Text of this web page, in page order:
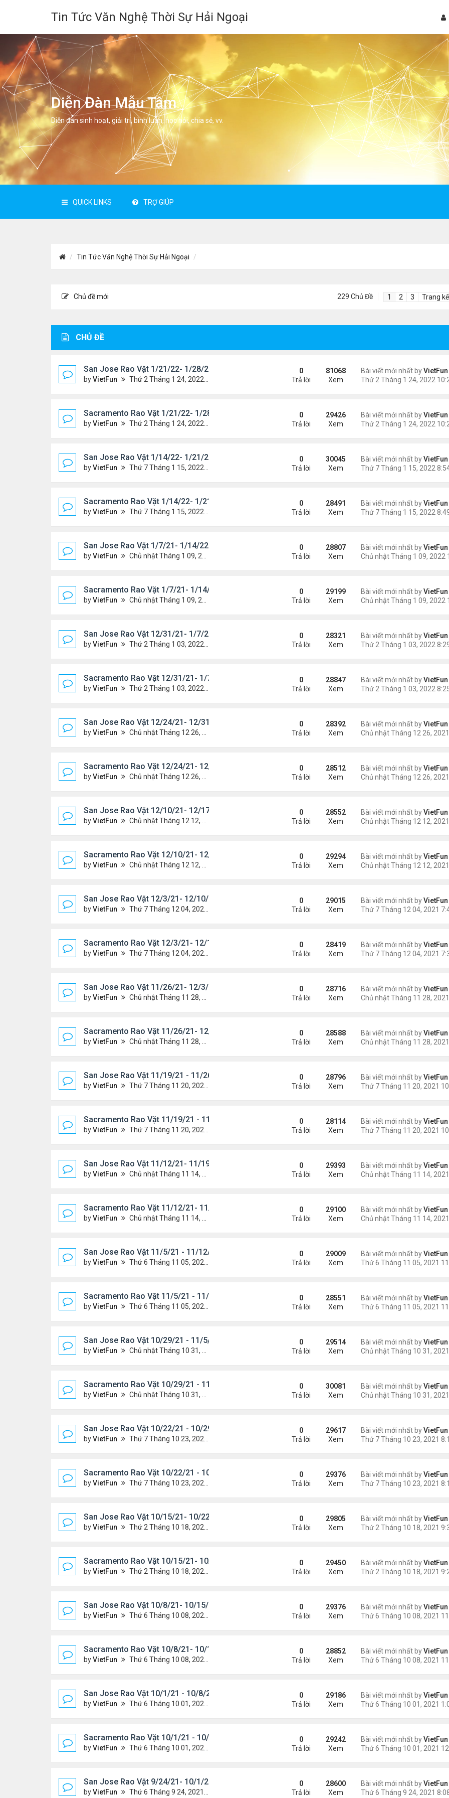
Tin Tức Văn Nghệ Thời Sự Hải Ngoại
Diễn Đàn Mẫu Tâm
Diễn đàn sinh hoạt, giải trí, bình luân, học hỏi, chia sẻ, vv.
QUICK LINKS TRỢ GIÚP
Tin Tức Văn Nghệ Thời Sự Hải Ngoại
Chủ đề mới 229 Chủ Đề 1 2 3 Trang
CHỦ ĐỀ
San Jose Rao Vặt 1/21/22- 1/28/22
byVietFun Thứ 2 Tháng 1 24, 2022 10:25 pm
Bài viết mới nhất byVietFun
0
Trả lời
81068
Xem
Sacramento Rao Vặt 1/21/22- 1/28/22
byVietFun Thứ 2 Tháng 1 24, 2022 10:20 pm
Bài viết mới nhất byVietFun
0
Trả lời
29426
Xem
San Jose Rao Vặt 1/14/22- 1/21/22
byVietFun Thứ 7 Tháng 1 15, 2022 8:54 pm
Bài viết mới nhất byVietFun
0
Trả lời
30045
Xem
Sacramento Rao Vặt 1/14/22- 1/21/22
byVietFun Thứ 7 Tháng 1 15, 2022 8:49 pm
Bài viết mới nhất byVietFun
0
Trả lời
28491
Xem
San Jose Rao Vặt 1/7/21- 1/14/22
byVietFun Chủ nhật Tháng 1 09, 2022 10:06 pm
Bài viết mới nhất byVietFun
0
Trả lời
28807
Xem
Sacramento Rao Vặt 1/7/21- 1/14/22
byVietFun Chủ nhật Tháng 1 09, 2022 10:02 pm
Bài viết mới nhất byVietFun
0
Trả lời
29199
Xem
San Jose Rao Vặt 12/31/21- 1/7/22
byVietFun Thứ 2 Tháng 1 03, 2022 8:29 pm
Bài viết mới nhất byVietFun
0
Trả lời
28321
Xem
Sacramento Rao Vặt 12/31/21- 1/7/22
byVietFun Thứ 2 Tháng 1 03, 2022 8:25 pm
Bài viết mới nhất byVietFun
0
Trả lời
28847
Xem
San Jose Rao Vặt 12/24/21- 12/31/21
byVietFun Chủ nhật Tháng 12 26, 2021 7:26 pm
Bài viết mới nhất byVietFun
0
Trả lời
28392
Xem
Sacramento Rao Vặt 12/24/21- 12/31/21
byVietFun Chủ nhật Tháng 12 26, 2021 7:21 pm
Bài viết mới nhất byVietFun
0
Trả lời
28512
Xem
San Jose Rao Vặt 12/10/21- 12/17/21
byVietFun Chủ nhật Tháng 12 12, 2021 12:58 pm
Bài viết mới nhất byVietFun
0
Trả lời
28552
Xem
Sacramento Rao Vặt 12/10/21- 12/17/21
byVietFun Chủ nhật Tháng 12 12, 2021 12:54 pm
Bài viết mới nhất byVietFun
0
Trả lời
29294
Xem
San Jose Rao Vặt 12/3/21- 12/10/21
byVietFun Thứ 7 Tháng 12 04, 2021 7:42 pm
Bài viết mới nhất byVietFun
0
Trả lời
29015
Xem
Sacramento Rao Vặt 12/3/21- 12/10/21
byVietFun Thứ 7 Tháng 12 04, 2021 7:38 pm
Bài viết mới nhất byVietFun
0
Trả lời
28419
Xem
San Jose Rao Vặt 11/26/21- 12/3/21
byVietFun Chủ nhật Tháng 11 28, 2021 8:26 pm
Bài viết mới nhất byVietFun
0
Trả lời
28716
Xem
Sacramento Rao Vặt 11/26/21- 12/3/21
byVietFun Chủ nhật Tháng 11 28, 2021 8:22 pm
Bài viết mới nhất byVietFun
0
Trả lời
28588
Xem
San Jose Rao Vặt 11/19/21 - 11/26/21
byVietFun Thứ 7 Tháng 11 20, 2021 10:30 am
Bài viết mới nhất byVietFun
0
Trả lời
28796
Xem
Sacramento Rao Vặt 11/19/21 - 11/26/21
byVietFun Thứ 7 Tháng 11 20, 2021 10:22 am
Bài viết mới nhất byVietFun
0
Trả lời
28114
Xem
San Jose Rao Vặt 11/12/21- 11/19/21
byVietFun Chủ nhật Tháng 11 14, 2021 8:16 pm
Bài viết mới nhất byVietFun
0
Trả lời
29393
Xem
Sacramento Rao Vặt 11/12/21- 11/19/21
byVietFun Chủ nhật Tháng 11 14, 2021 8:13 pm
Bài viết mới nhất byVietFun
0
Trả lời
29100
Xem
San Jose Rao Vặt 11/5/21 - 11/12/21
byVietFun Thứ 6 Tháng 11 05, 2021 11:39 am
Bài viết mới nhất byVietFun
0
Trả lời
29009
Xem
Sacramento Rao Vặt 11/5/21 - 11/12/21
byVietFun Thứ 6 Tháng 11 05, 2021 11:30 am
Bài viết mới nhất byVietFun
0
Trả lời
28551
Xem
San Jose Rao Vặt 10/29/21 - 11/5/21
byVietFun Chủ nhật Tháng 10 31, 2021 12:19 pm
Bài viết mới nhất byVietFun
0
Trả lời
29514
Xem
Sacramento Rao Vặt 10/29/21 - 11/5/21
byVietFun Chủ nhật Tháng 10 31, 2021 11:59 am
Bài viết mới nhất byVietFun
0
Trả lời
30081
Xem
San Jose Rao Vặt 10/22/21 - 10/29/21
byVietFun Thứ 7 Tháng 10 23, 2021 8:17 am
Bài viết mới nhất byVietFun
0
Trả lời
29617
Xem
Sacramento Rao Vặt 10/22/21 - 10/29/21
byVietFun Thứ 7 Tháng 10 23, 2021 8:10 am
Bài viết mới nhất byVietFun
0
Trả lời
29376
Xem
San Jose Rao Vặt 10/15/21- 10/22/21
byVietFun Thứ 2 Tháng 10 18, 2021 9:32 pm
Bài viết mới nhất byVietFun
0
Trả lời
29805
Xem
Sacramento Rao Vặt 10/15/21- 10/22/21
byVietFun Thứ 2 Tháng 10 18, 2021 9:26 pm
Bài viết mới nhất byVietFun
0
Trả lời
29450
Xem
San Jose Rao Vặt 10/8/21- 10/15/21
byVietFun Thứ 6 Tháng 10 08, 2021 11:27 pm
Bài viết mới nhất byVietFun
0
Trả lời
29376
Xem
Sacramento Rao Vặt 10/8/21- 10/15/21
byVietFun Thứ 6 Tháng 10 08, 2021 11:20 pm
Bài viết mới nhất byVietFun
0
Trả lời
28852
Xem
San Jose Rao Vặt 10/1/21 - 10/8/21
byVietFun Thứ 6 Tháng 10 01, 2021 1:04 pm
Bài viết mới nhất byVietFun
0
Trả lời
29186
Xem
Sacramento Rao Vặt 10/1/21 - 10/8/21
byVietFun Thứ 6 Tháng 10 01, 2021 12:57 pm
Bài viết mới nhất byVietFun
0
Trả lời
29242
Xem
San Jose Rao Vặt 9/24/21- 10/1/21
byVietFun Thứ 6 Tháng 9 24, 2021 8:08 pm
Bài viết mới nhất byVietFun
0
Trả lời
28600
Xem